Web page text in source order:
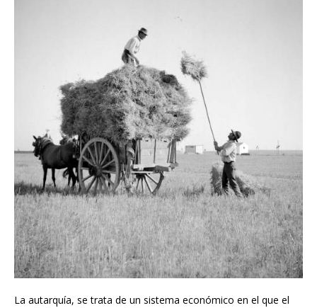
La autarquía, se trata de un sistema económico en el que el